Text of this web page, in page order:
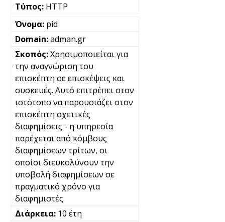
HTTP
pid
adman.gr
Χρησιμοποιείται για
την αναγνώριση του
επισκέπτη σε επισκέψεις και
συσκευές. Αυτό επιτρέπει στον
ιστότοπο να παρουσιάζει στον
επισκέπτη σχετικές
διαφημίσεις - η υπηρεσία
παρέχεται από κόμβους
διαφημίσεων τρίτων, οι
οποίοι διευκολύνουν την
υποβολή διαφημίσεων σε
πραγματικό χρόνο για
διαφημιστές.
10 έτη